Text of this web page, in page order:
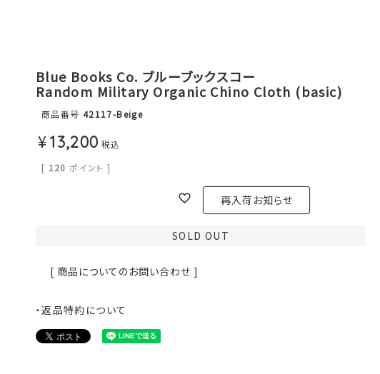
Blue Books Co. ブルーブックスコー
Random Military Organic Chino Cloth (basic)
商品番号 42117-Beige
¥13,200 税込
[ 120 ポイント ]
再入荷お知らせ
SOLD OUT
[ 商品についてのお問い合わせ ]
・返品特約について